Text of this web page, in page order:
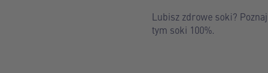
Lubisz zdrowe soki?
tym soki 100%.